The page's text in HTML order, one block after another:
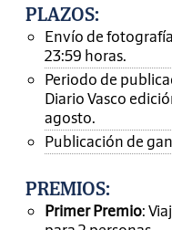
PLAZOS:
Envío de
23:59 horas.
Periodo de
Diario Vasco
agosto.
Publicación de
PREMIOS:
Primer Premio: